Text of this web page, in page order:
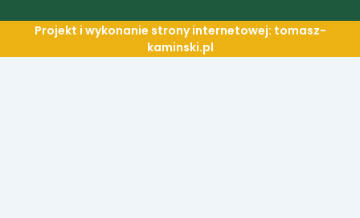
Projekt i wykonanie strony internetowej: tomasz-
kaminski.pl